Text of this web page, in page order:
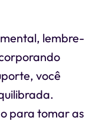
lembre-
você
para tomar as